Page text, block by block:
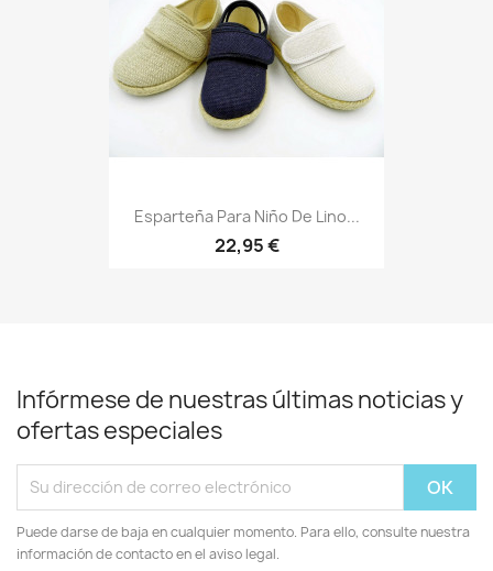
Esparteña Para Niño De Lino...
22,95 €
Infórmese de nuestras últimas noticias y
ofertas especiales
Puede darse de baja en cualquier momento. Para ello, consulte nuestra
información de contacto en el aviso legal.